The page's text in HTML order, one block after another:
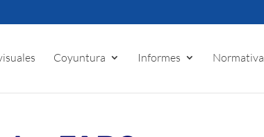
Coyuntura Informes Normativa